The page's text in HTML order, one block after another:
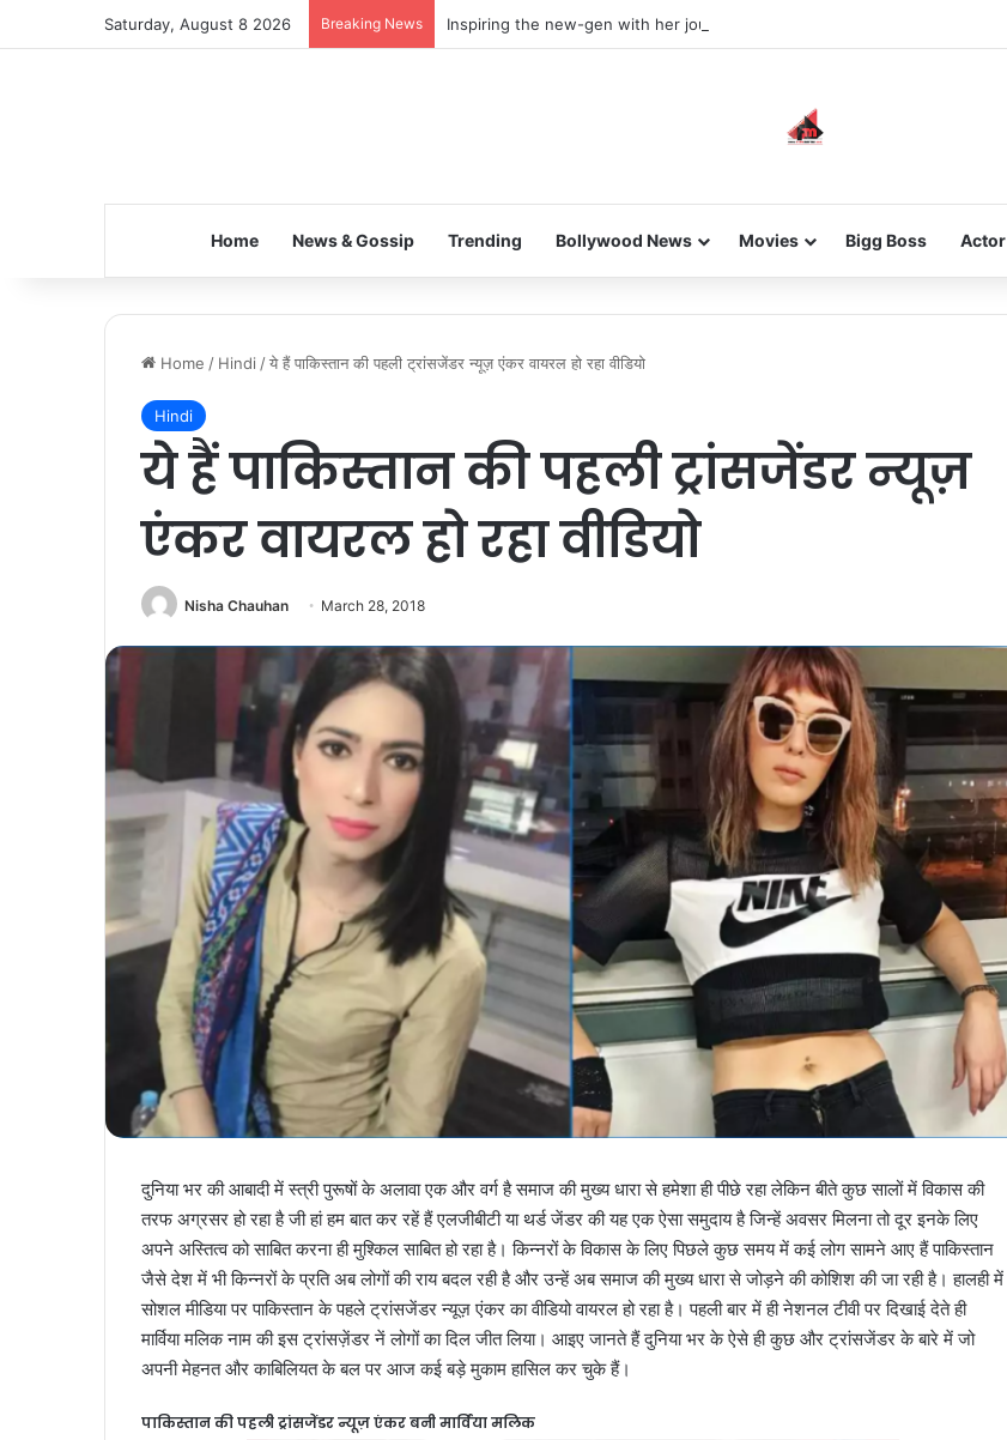
Saturday, August 8 2026 Breaking News Inspiring the new-gen with her journey in fashion, meet Jaya Thakur.
Home News & Gossip Trending Bollywood News Movies Bigg Boss Actor
Home / Hindi /ये हैं पाकिस्तान की पहली ट्रांसजेंडर न्यूज़ एंकर वायरल हो रहा वीडियो
Hindi
ये हैं पाकिस्तान की पहली ट्रांसजेंडर न्यूज़
एंकर वायरल हो रहा वीडियो
Nisha Chauhan March 28, 2018
दुनिया भर की आबादी में स्त्री पुरूषों के अलावा एक और वर्ग है समाज की मुख्य धारा से हमेशा ही पीछे रहा लेकिन बीते कुछ सालों में विकास की
तरफ अग्रसर हो रहा है जी हां हम बात कर रहें हैं एलजीबीटी या थर्ड जेंडर की यह एक ऐसा समुदाय है जिन्हें अवसर मिलना तो दूर इनके लिए
अपने अस्तित्व को साबित करना ही मुश्किल साबित हो रहा है। किन्नरों के विकास के लिए पिछले कुछ समय में कई लोग सामने आए हैं पाकिस्तान
जैसे देश में भी किन्नरों के प्रति अब लोगों की राय बदल रही है और उन्हें अब समाज की मुख्य धारा से जोड़ने की कोशिश की जा रही है। हालही में
सोशल मीडिया पर पाकिस्तान के पहले ट्रांसजेंडर न्यूज़ एंकर का वीडियो वायरल हो रहा है। पहली बार में ही नेशनल टीवी पर दिखाई देते ही
मार्विया मलिक नाम की इस ट्रांसज़ेंडर नें लोगों का दिल जीत लिया। आइए जानते हैं दुनिया भर के ऐसे ही कुछ और ट्रांसजेंडर के बारे में जो
अपनी मेहनत और काबिलियत के बल पर आज कई बड़े मुकाम हासिल कर चुके हैं।
पाकिस्तान की पहली ट्रांसजेंडर न्यूज़ एंकर बनी मार्विया मलिक